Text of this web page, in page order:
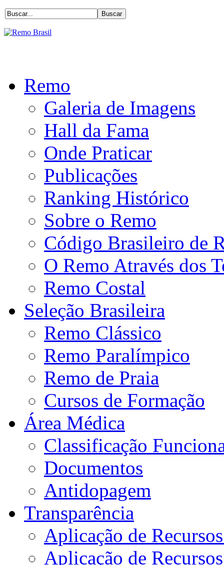
Remo
Galeria de Imagens
Hall da Fama
Onde Praticar
Publicações
Ranking Histórico
Sobre o Remo
Código Brasileiro de
O Remo Através dos
Remo Costal
Seleção Brasileira
Remo Clássico
Remo Paralímpico
Remo de Praia
Cursos de Formação
Área Médica
Classificação
Documentos
Antidopagem
Transparência
Aplicação de
Aplicação de